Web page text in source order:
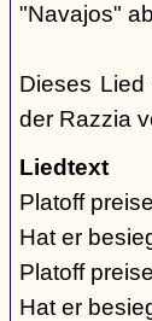
"Navajos"
Dieses
der Razzia
Liedtext
Platoff
Hat er
Platoff
Hat er